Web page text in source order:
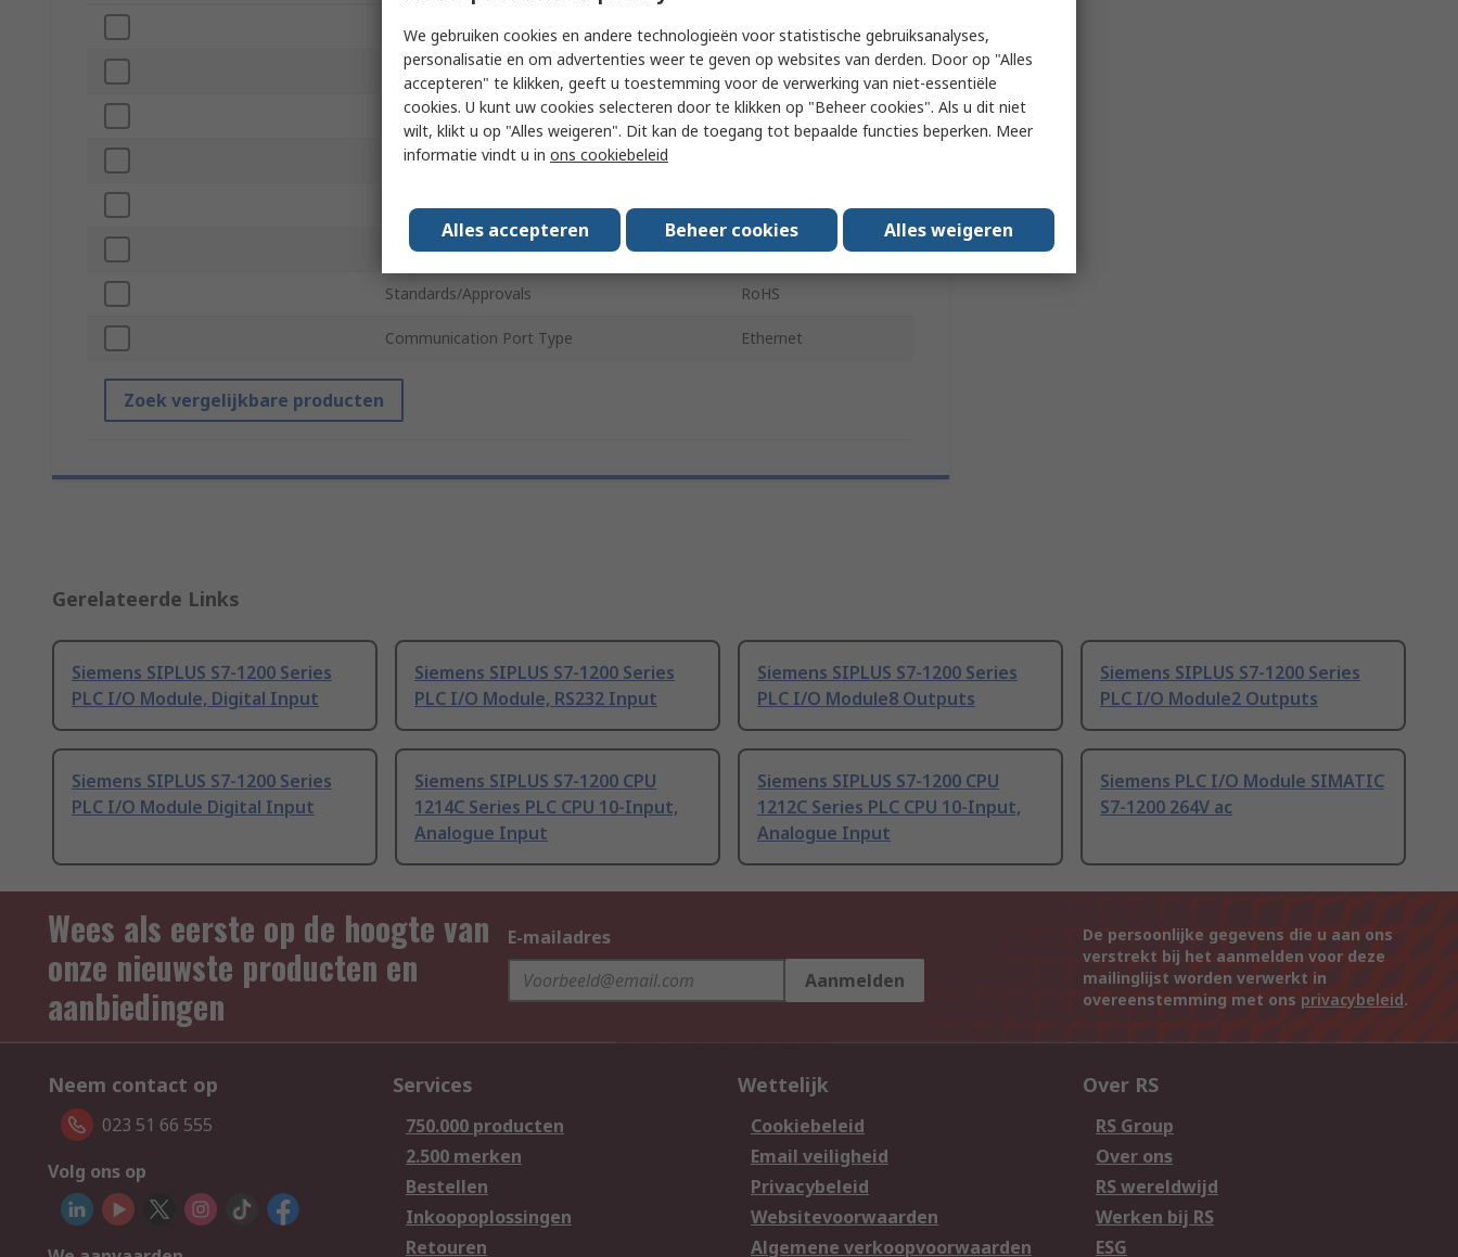
Merk Siemens
Series SIPLUS S7-1200
Product Type PLC I/O Module
Input Type
Minimum Operating Temperature -40°C
Maximum Operating Temperature 70°C
Standards/Approvals RoHS
Communication Port Type Ethernet
Zoek vergelijkbare producten
Gerelateerde Links
Siemens SIPLUS S7-1200 Series
PLC I/O Module, Digital Input
Siemens SIPLUS S7-1200 Series
PLC I/O Module, RS232 Input
Siemens SIPLUS S7-1200 Series
PLC I/O Module8 Outputs
Siemens SIPLUS S7-1200 Series
PLC I/O Module2 Outputs
Siemens SIPLUS S7-1200 Series
PLC I/O Module Digital Input
Siemens SIPLUS S7-1200 CPU
1214C Series PLC CPU 10-Input,
Analogue Input
Siemens SIPLUS S7-1200 CPU
1212C Series PLC CPU 10-Input,
Analogue Input
Siemens PLC I/O Module SIMATIC
S7-1200 264V ac
Wees als eerste op de hoogte van
onze nieuwste producten en
aanbiedingen
E-mailadres
Aanmelden
De persoonlijke gegevens die u aan ons
verstrekt bij het aanmelden voor deze
mailinglijst worden verwerkt in
overeenstemming met ons privacybeleid.
Neem contact op
023 51 66 555
Volg ons op
Services
750.000 producten
2.500 merken
Bestellen
Inkoopoplossingen
Retouren
Wettelijk
Cookiebeleid
Email veiligheid
Privacybeleid
Websitevoorwaarden
Algemene verkoopvoorwaarden
Over RS
RS Group
Over ons
RS wereldwijd
Werken bij RS
ESG
We gebruiken cookies en andere technologieën voor statistische gebruiksanalyses,
personalisatie en om advertenties weer te geven op websites van derden. Door op "Alles
accepteren" te klikken, geeft u toestemming voor de verwerking van niet-essentiële
cookies. U kunt uw cookies selecteren door te klikken op "Beheer cookies". Als u dit niet
wilt, klikt u op "Alles weigeren". Dit kan de toegang tot bepaalde functies beperken. Meer
informatie vindt u in ons cookiebeleid
Alles accepteren Beheer cookies Alles weigeren